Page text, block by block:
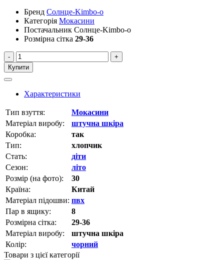
Бренд Солнце-Kimbo-o
Категорія Мокасини
Постачальник Солнце-Kimbo-o
Розмірна сітка 29-36
-
+
Купити
Характеристики
Тип взуття:
Мокасини
Матеріал виробу:
штучна шкіра
Коробка:
так
Тип:
хлопчик
Стать:
діти
Сезон:
літо
Розмір (на фото):
30
Країна:
Китай
Матеріал підошви: пвх
Пар в ящику:
8
Розмірна сітка:
29-36
Матеріал виробу:
штучна шкіра
Колір:
чорний
Товари з цієї категорії